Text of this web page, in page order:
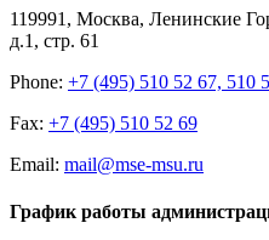
119991, Москва, Ленинские
д.1, стр. 61
Phone: +7 (495) 510 52 67, 510
Fax: +7 (495) 510 52 69
Email: mail@mse-msu.ru
График работы